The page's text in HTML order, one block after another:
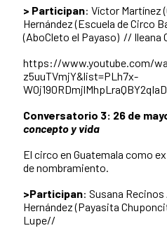
> Participan: Víctor Martínez
Hernández (Escuela de Circo
(AboCleto el Payaso) // Ileana
https://www.youtube.com/
z5uuTVmjY&list=PLh7x-
Conversatorio 3: 26 de
concepto y vida
El circo en Guatemala como
de nombramiento.
>Participan: Susana
Hernández (Payasita
Lupe//